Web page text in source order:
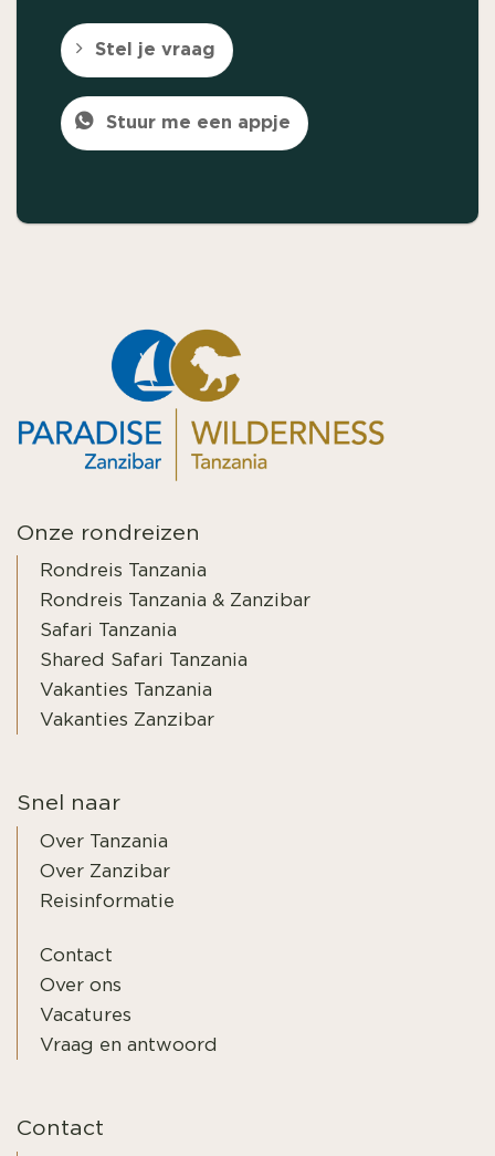
Stel je vraag
Stuur me een appje
Onze rondreizen
Rondreis Tanzania
Rondreis Tanzania & Zanzibar
Safari Tanzania
Shared Safari Tanzania
Vakanties Tanzania
Vakanties Zanzibar
Snel naar
Over Tanzania
Over Zanzibar
Reisinformatie
Contact
Over ons
Vacatures
Vraag en antwoord
Contact